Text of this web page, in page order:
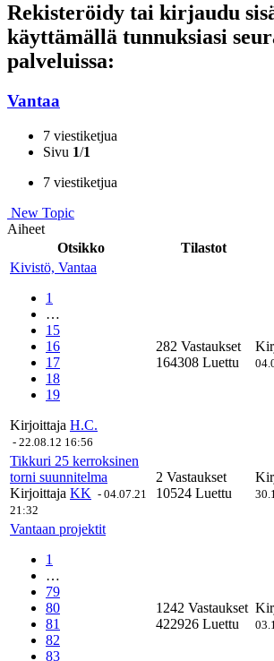
Rekisteröidy tai kirjaudu
käyttämällä tunnuksiasi
palveluissa:
Vantaa
7 viestiketjua
Sivu 1/1
7 viestiketjua
New Topic
Aiheet
Otsikko
Tilastot
Kivistö, Vantaa
1
…
15
16
17
18
19
Kirjoittaja H.C.
- 22.08.12 16:56
282 Vastaukset
164308 Luettu
Tikkuri 25 kerroksinen
torni suunnitelma
Kirjoittaja KK - 04.07.21
21:32
2 Vastaukset
10524 Luettu
Vantaan projektit
1
…
79
80
81
82
83
1242 Vastaukset
422926 Luettu